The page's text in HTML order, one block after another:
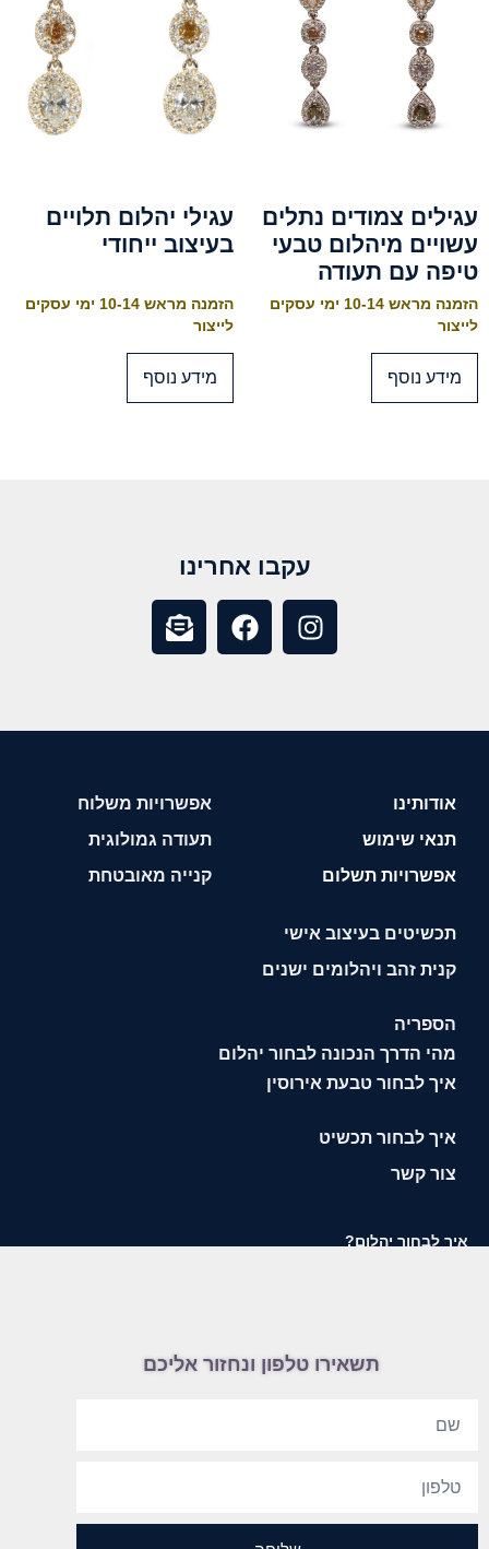
עגילים צמודים נתלים
עשויים מיהלום טבעי
טיפה עם תעודה
הזמנה מראש 10-14 ימי עסקים
לייצור
מידע נוסף
עגילי יהלום תלויים
בעיצוב ייחודי
הזמנה מראש 10-14 ימי עסקים
לייצור
מידע נוסף
עקבו אחרינו
אודותינו
תנאי שימוש
אפשרויות תשלום
אפשרויות משלוח
תעודה גמולוגית
קנייה מאובטחת
תכשיטים בעיצוב אישי
קנית זהב ויהלומים ישנים
הספריה
מהי הדרך הנכונה לבחור יהלום
איך לבחור טבעת אירוסין
איך לבחור תכשיט
צור קשר
איך לבחור יהלום?
תשאירו טלפון ונחזור אליכם